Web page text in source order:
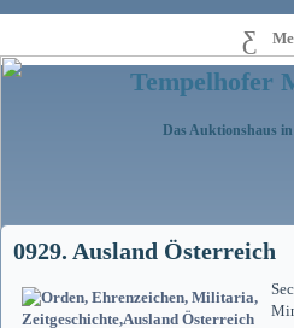
Tempelhofer
Das Auktionshaus
0929. Ausland Österreich